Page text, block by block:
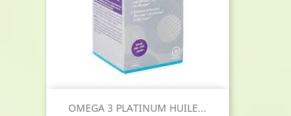
OMEGA 3 PLATINUM HUILE...
Snel bekijken